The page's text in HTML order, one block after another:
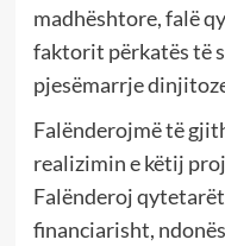
madhështore, falë
faktorit përkatës të
pjesëmarrje
Falënderojmë të
realizimin e këtij
Falënderoj
financiarisht,